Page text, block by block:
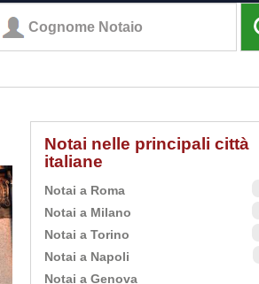
Notai nelle principali città
italiane
Notai a Roma
Notai a Milano
Notai a Torino
Notai a Napoli
Notai a Genova